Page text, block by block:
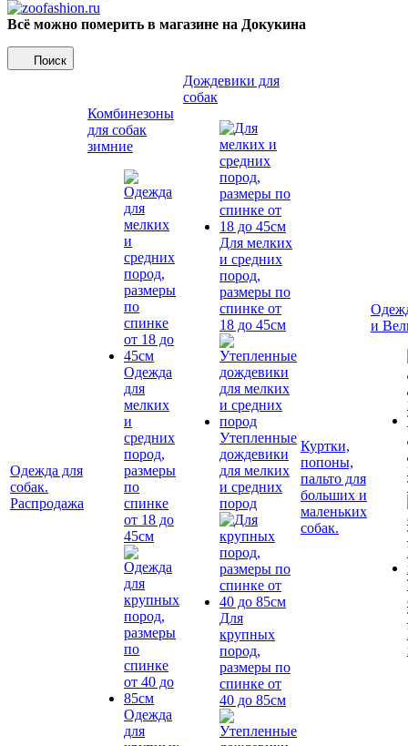
Всё можно померить в магазине на Докукина
Поиск
Одежда для
собак.
Распродажа
Комбинезоны
для собак
зимние
Одежда
для
мелких
и
средних
пород,
размеры
по
спинке
от 18 до
45см
Одежда
для
Дождевики для
собак
Для мелких
и средних
пород,
размеры по
спинке от
18 до 45см
Утепленные
дождевики
для мелких
и средних
пород
Для
крупных
пород,
размеры по
спинке от
40 до 85см
Куртки,
попоны,
пальто для
больших и
маленьких
собак.
и